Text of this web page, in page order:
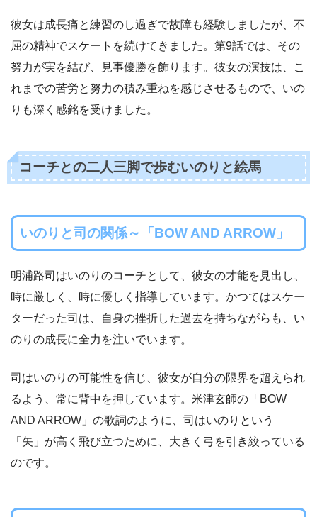
彼女は成長痛と練習のし過ぎで故障も経験しましたが、不
屈の精神でスケートを続けてきました。第9話では、その
努力が実を結び、見事優勝を飾ります。彼女の演技は、こ
れまでの苦労と努力の積み重ねを感じさせるもので、いの
りも深く感銘を受けました。
コーチとの二人三脚で歩むいのりと絵馬
いのりと司の関係～「BOW AND ARROW」
明浦路司はいのりのコーチとして、彼女の才能を見出し、
時に厳しく、時に優しく指導しています。かつてはスケー
ターだった司は、自身の挫折した過去を持ちながらも、い
のりの成長に全力を注いでいます。
司はいのりの可能性を信じ、彼女が自分の限界を超えられ
るよう、常に背中を押しています。米津玄師の「BOW
AND ARROW」の歌詞のように、司はいのりという
「矢」が高く飛び立つために、大きく弓を引き絞っている
のです。